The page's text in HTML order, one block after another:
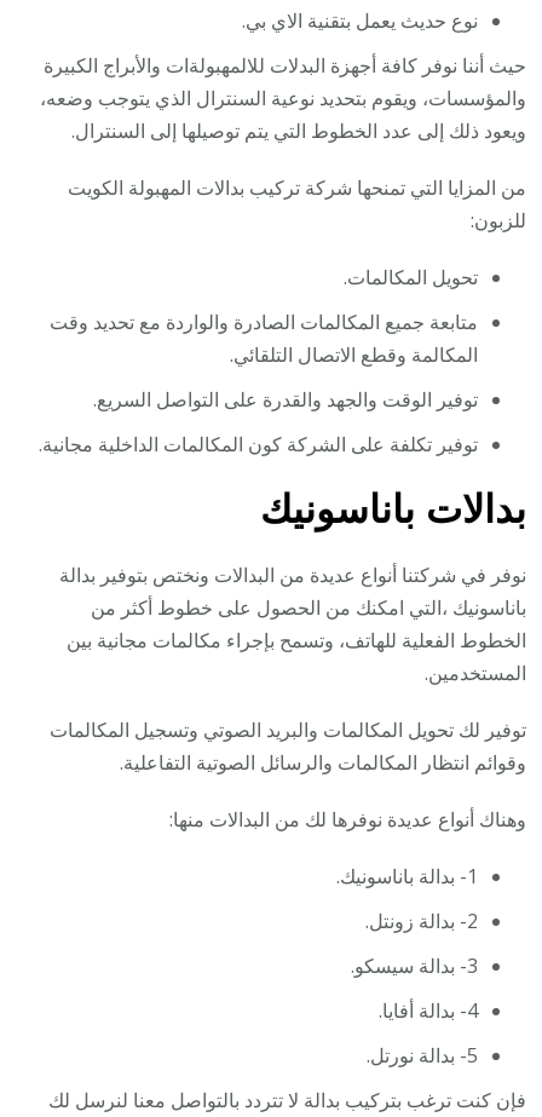
نوع حديث يعمل بتقنية الاي بي.
حيث أننا نوفر كافة أجهزة البدلات للالمهبولةات والأبراج الكبيرة
والمؤسسات، ويقوم بتحديد نوعية السنترال الذي يتوجب وضعه،
ويعود ذلك إلى عدد الخطوط التي يتم توصيلها إلى السنترال.
من المزايا التي تمنحها شركة تركيب بدالات المهبولة الكويت
للزبون:
تحويل المكالمات.
متابعة جميع المكالمات الصادرة والواردة مع تحديد وقت
المكالمة وقطع الاتصال التلقائي.
توفير الوقت والجهد والقدرة على التواصل السريع.
توفير تكلفة على الشركة كون المكالمات الداخلية مجانية.
بدالات باناسونيك
نوفر في شركتنا أنواع عديدة من البدالات ونختص بتوفير بدالة
باناسونيك ،التي امكنك من الحصول على خطوط أكثر من
الخطوط الفعلية للهاتف، وتسمح بإجراء مكالمات مجانية بين
المستخدمين.
توفير لك تحويل المكالمات والبريد الصوتي وتسجيل المكالمات
وقوائم انتظار المكالمات والرسائل الصوتية التفاعلية.
وهناك أنواع عديدة نوفرها لك من البدالات منها:
1- بدالة باناسونيك.
2- بدالة زونتل.
3- بدالة سيسكو.
4- بدالة أفايا.
5- بدالة نورتل.
فإن كنت ترغب بتركيب بدالة لا تتردد بالتواصل معنا لنرسل لك